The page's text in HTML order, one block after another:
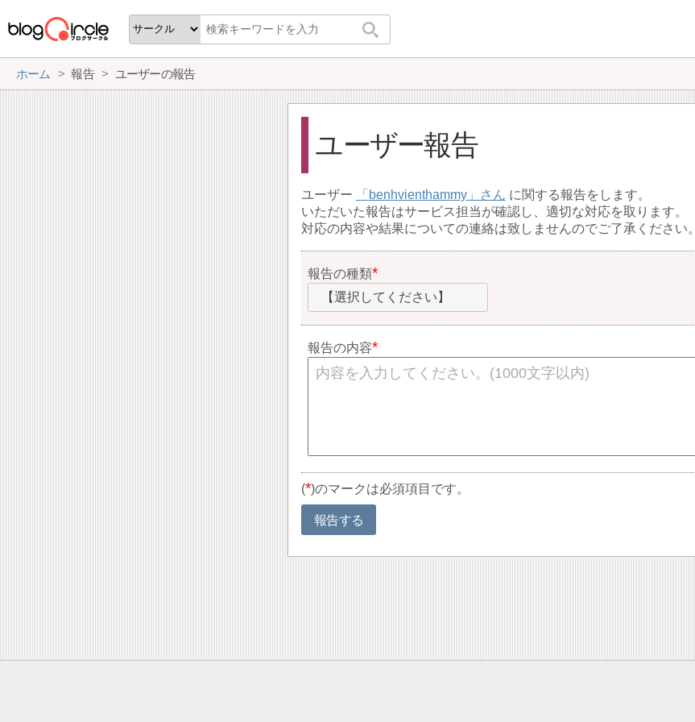
ホーム 報告 ユーザーの報告
ユーザー報告
ユーザー benhvienthammy
に関する報告をします。
いただいた報告はサービス担当が確認し、適切な対応を取ります。
対応の内容や結果についての連絡は致しませんのでご了承ください。
報告の種類
【選択してください】
報告の内容
(*)のマークは必須項目です。
報告する